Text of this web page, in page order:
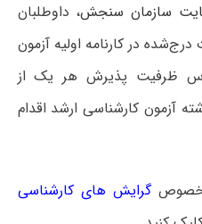
سازمان سنجش، داوطلبان
در کارنامه اولیه آزمون
ظرفیت پذیرش هر یک از
آزمون کارشناسی ارشد اقدام
گرایش های کارشناسی